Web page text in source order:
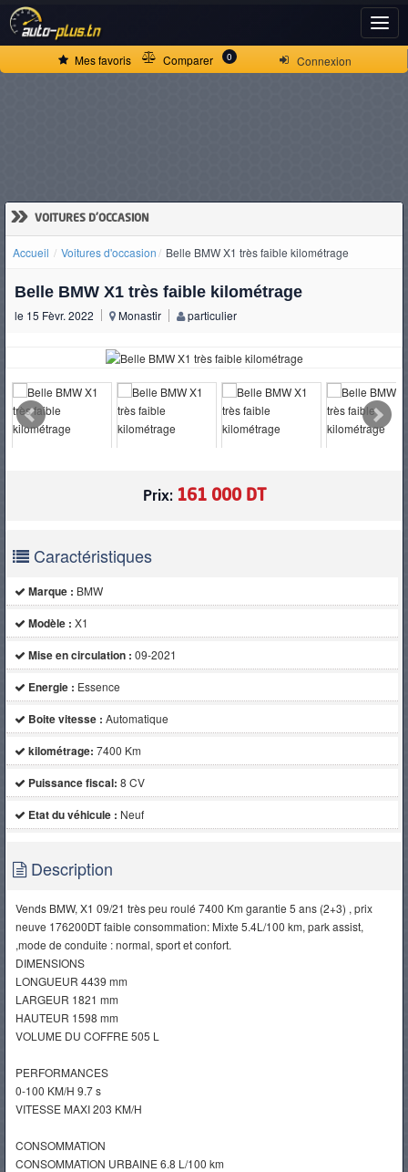
Connexion
Mes favoris Comparer 0
» VOITURES D'OCCASION
Accueil Voitures d'occasion Belle BMW X1 très faible kilométrage
Belle BMW X1 très faible kilométrage
le 15 Fèvr. 2022 Monastir particulier
Prix: 161 000 DT
Caractéristiques
Marque : BMW
Modèle : X1
Mise en circulation : 09-2021
Energie : Essence
Boite vitesse : Automatique
kilométrage: 7400 Km
Puissance fiscal: 8 CV
Etat du véhicule : Neuf
Description
Vends BMW, X1 09/21 très peu roulé 7400 Km garantie 5 ans (2+3) , prix
neuve 176200DT faible consommation: Mixte 5.4L/100 km, park assist,
,mode de conduite : normal, sport et confort.
DIMENSIONS
LONGUEUR 4439 mm
LARGEUR 1821 mm
HAUTEUR 1598 mm
VOLUME DU COFFRE 505 L
PERFORMANCES
0-100 KM/H 9.7 s
VITESSE MAXI 203 KM/H
CONSOMMATION
CONSOMMATION URBAINE 6.8 L/100 km
ACCUEIL
D'OCCASION
PNEUS